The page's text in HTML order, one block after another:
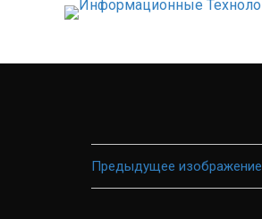
Предыдущее изображение